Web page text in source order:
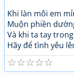
Khi làn môi em
Muộn phiền
Và khi ta tay
Hãy để tình yêu
☆
☆
☆
☆
☆